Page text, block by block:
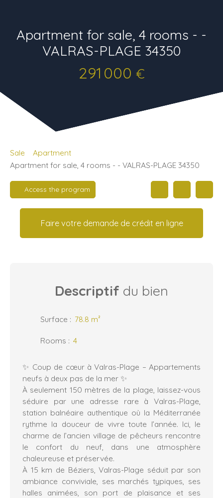
Apartment for sale, 4 rooms - -
VALRAS-PLAGE 34350
291 000 €
Sale
Apartment
Apartment for sale, 4 rooms - - VALRAS-PLAGE 34350
Access the program
Faire votre demande de crédit en ligne
Descriptif du bien
Surface : 78.8 m²
Rooms : 4
✨ Coup de cœur à Valras-Plage – Appartements
neufs à deux pas de la mer ✨
À seulement 150 mètres de la plage, laissez-vous
séduire par une adresse rare à Valras-Plage,
station balnéaire authentique où la Méditerranée
rythme la douceur de vivre toute l’année. Ici, le
charme de l’ancien village de pêcheurs rencontre
le confort du neuf, dans une atmosphère
chaleureuse et préservée.
À 15 km de Béziers, Valras-Plage séduit par son
ambiance conviviale, ses marchés typiques, ses
halles animées, son port de plaisance et ses